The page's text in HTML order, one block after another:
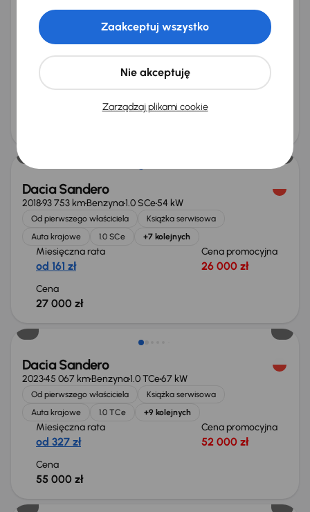
Dacia Sandero
2019 Benzyna1.0 SCe54 kW
Auta krajowe 1.0 SCe Salon Polska
Navi
+1 kolejnych
Miesięczna rata
od 164 zł
Cena promocyjna
26 500 zł
Dacia Sandero
201893 753 kmBenzyna1.0 SCe54 kW
Od pierwszego właściciela
Książka serwisowa
Auta krajowe
1.0 SCe +7 kolejnych
Miesięczna rata
od 161 zł
Cena promocyjna
26 000 zł
Cena
27 000 zł
Dacia Sandero
202345 067 kmBenzyna1.0 TCe67 kW
Od pierwszego właściciela
Książka serwisowa
Auta krajowe
1.0 TCe +9 kolejnych
Miesięczna rata
od 327 zł
Cena promocyjna
52 000 zł
Cena
55 000 zł
Zarządzaj plikami cookie
Nie akceptuję
Zaakceptuj wszystko